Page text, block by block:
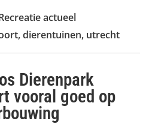
actueel
,dierentuinen, utrecht
Dierenpark
vooral goed op